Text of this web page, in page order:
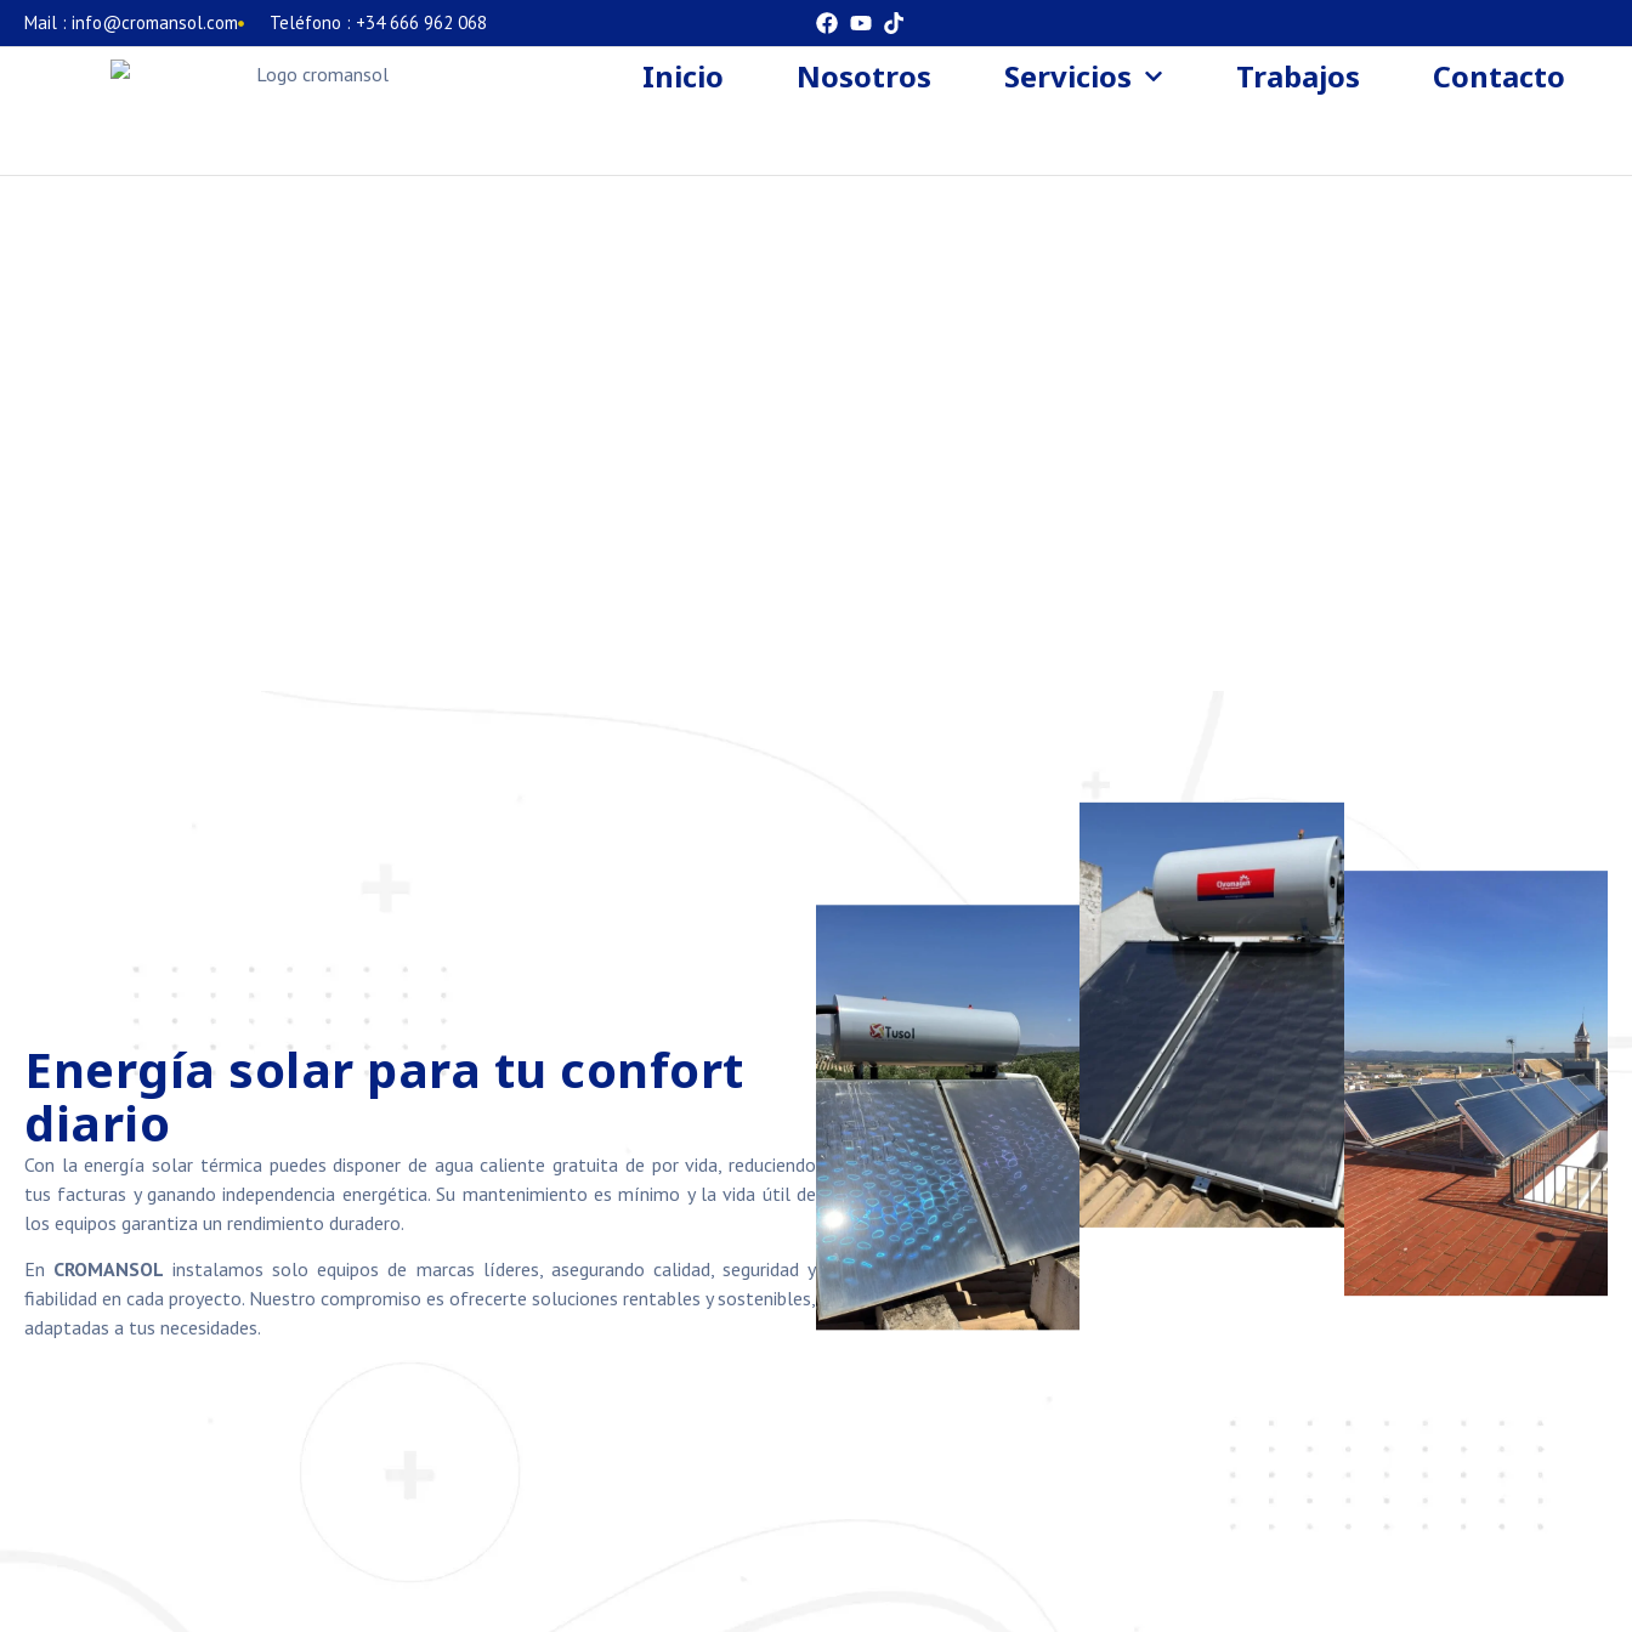
Mail : info@cromansol.com Teléfono : +34 666 962 068
Inicio Nosotros Servicios Trabajos Contacto
Energía solar para tu confort
diario
Con la energía solar térmica puedes disponer de agua caliente gratuita de por vida, reduciendo
tus facturas y ganando independencia energética. Su mantenimiento es mínimo y la vida útil de
los equipos garantiza un rendimiento duradero.
En CROMANSOL instalamos solo equipos de marcas líderes, asegurando calidad, seguridad y
fiabilidad en cada proyecto. Nuestro compromiso es ofrecerte soluciones rentables y sostenibles,
adaptadas a tus necesidades.